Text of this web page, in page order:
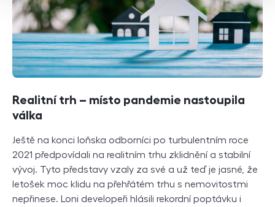
Realitní trh – místo pandemie nastoupila
válka
Ještě na konci loňska odborníci po turbulentním roce
2021 předpovídali na realitním trhu zklidnění a stabilní
vývoj. Tyto představy vzaly za své a už teď je jasné, že
letošek moc klidu na přehřátém trhu s nemovitostmi
nepřinese. Loni developeři hlásili rekordní poptávku i